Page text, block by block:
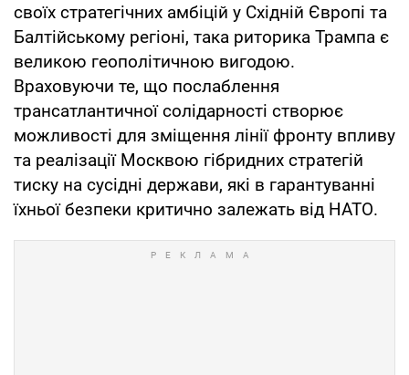
своїх стратегічних амбіцій у Східній Європі та
Балтійському регіоні, така риторика Трампа є
великою геополітичною вигодою.
Враховуючи те, що послаблення
трансатлантичної солідарності створює
можливості для зміщення лінії фронту впливу
та реалізації Москвою гібридних стратегій
тиску на сусідні держави, які в гарантуванні
їхньої безпеки критично залежать від НАТО.